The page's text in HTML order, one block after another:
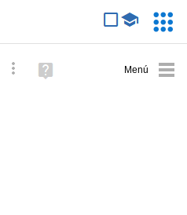
Búsqueda avanzada
Ayuda
(en